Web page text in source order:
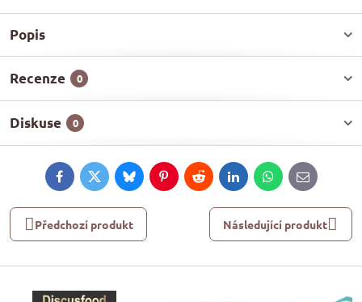
Popis
Recenze 0
Diskuse 0
FacebookTwitterBlueskyPinterestRedditLinkedInWhatsApp
E-
mail
Předchozí produkt Následující produkt